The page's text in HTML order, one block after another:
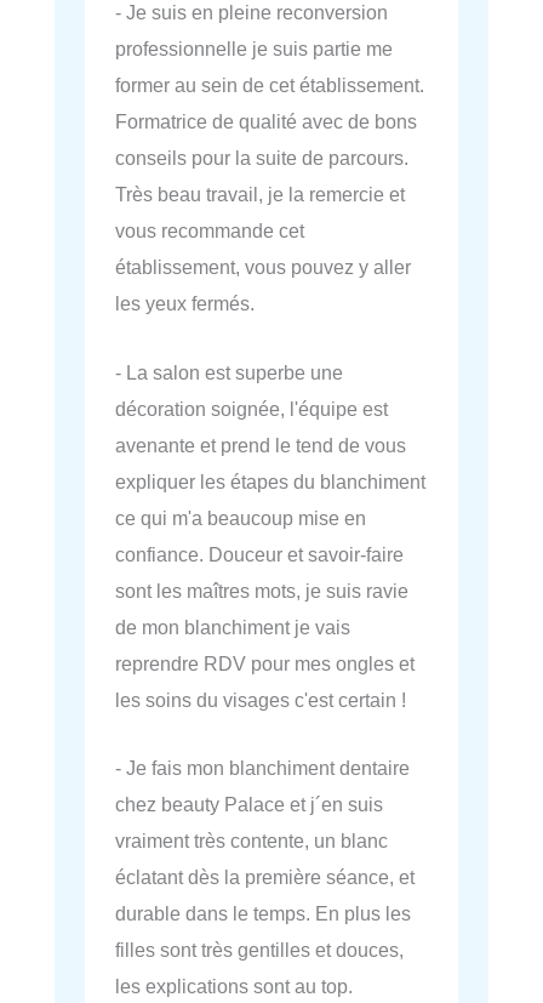
- Je suis en pleine reconversion
professionnelle je suis partie me
former au sein de cet établissement.
Formatrice de qualité avec de bons
conseils pour la suite de parcours.
Très beau travail, je la remercie et
vous recommande cet
établissement, vous pouvez y aller
les yeux fermés.
- La salon est superbe une
décoration soignée, l'équipe est
avenante et prend le tend de vous
expliquer les étapes du blanchiment
ce qui m'a beaucoup mise en
confiance. Douceur et savoir-faire
sont les maîtres mots, je suis ravie
de mon blanchiment je vais
reprendre RDV pour mes ongles et
les soins du visages c'est certain !
- Je fais mon blanchiment dentaire
chez beauty Palace et j´en suis
vraiment très contente, un blanc
éclatant dès la première séance, et
durable dans le temps. En plus les
filles sont très gentilles et douces,
les explications sont au top.